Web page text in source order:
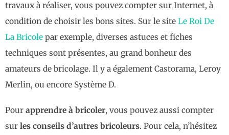
travaux à réaliser, vous pouvez compter sur Internet, à
condition de choisir les bons sites. Sur le site Le Roi De
La Bricole par exemple, diverses astuces et fiches
techniques sont présentes, au grand bonheur des
amateurs de bricolage. Il y a également Castorama, Leroy
Merlin, ou encore Système D.
Pour apprendre à bricoler, vous pouvez aussi compter
sur les conseils d’autres bricoleurs. Pour cela, n’hésitez